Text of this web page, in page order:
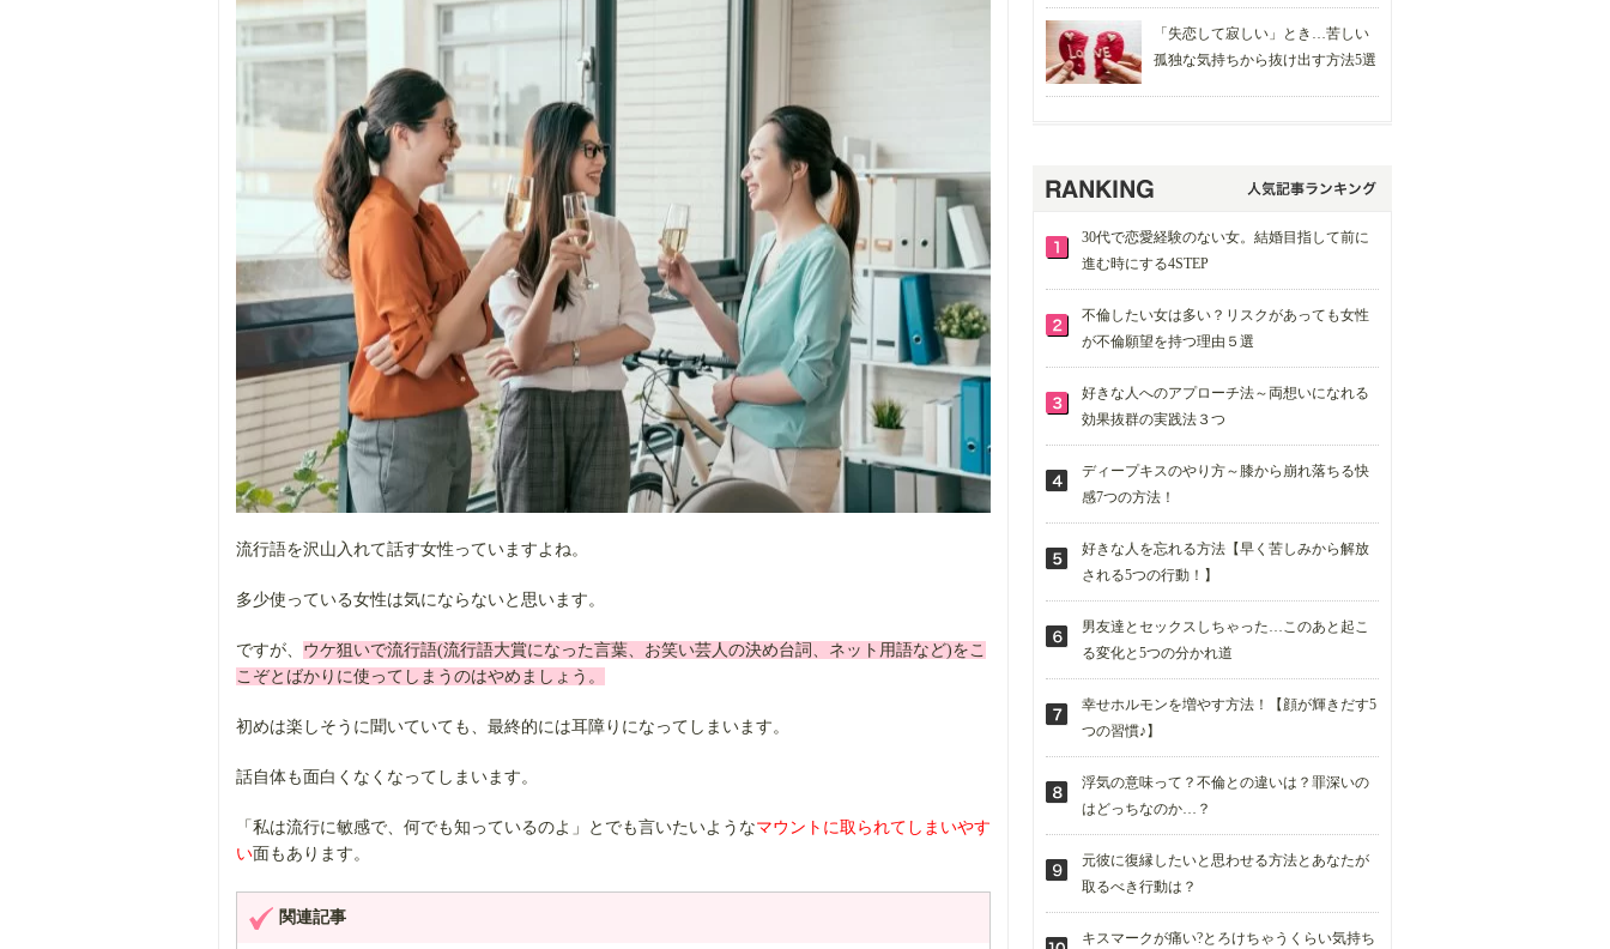
流行語を沢山入れて話す女性っていますよね。
多少使っている女性は気にならないと思います。
ですが、 ウケ狙いで流行語(流行語大賞になった言葉、お笑い芸人の決め台詞、ネット用語など)をこ
こぞとばかりに使ってしまうのはやめましょう。
初めは楽しそうに聞いていても、最終的には耳障りになってしまいます。
話自体も面白くなくなってしまいます。
「私は流行に敏感で、何でも知っているのよ」とでも言いたいようなマウントに取られてしまいやす
い面もあります。
関連記事
「失恋して寂しい」とき…苦しい
孤独な気持ちから抜け出す方法5選
30代で恋愛経験のない女。結婚目指して前に
進む時にする4STEP
不倫したい女は多い？リスクがあっても女性
が不倫願望を持つ理由５選
好きな人へのアプローチ法～両想いになれる
効果抜群の実践法３つ
ディープキスのやり方～膝から崩れ落ちる快
感7つの方法！
好きな人を忘れる方法【早く苦しみから解放
される5つの行動！】
男友達とセックスしちゃった…このあと起こ
る変化と5つの分かれ道
幸せホルモンを増やす方法！【顔が輝きだす5
つの習慣♪】
浮気の意味って？不倫との違いは？罪深いの
はどっちなのか…？
元彼に復縁したいと思わせる方法とあなたが
取るべき行動は？
キスマークが痛い?とろけちゃうくらい気持ち